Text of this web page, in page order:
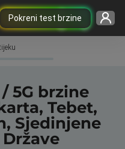
Pokreni test brzine
5G brzine
Tebet,
Sjedinjene